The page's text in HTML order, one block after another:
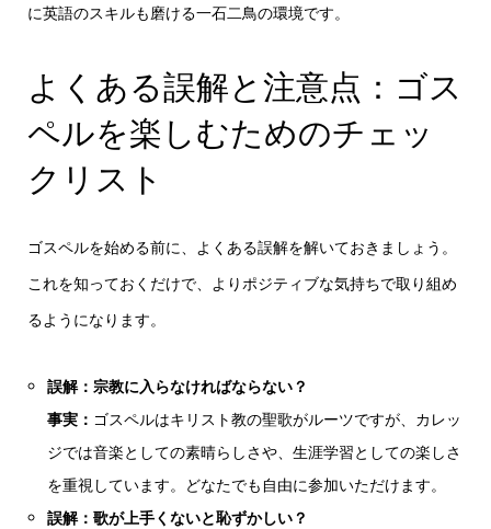
に英語のスキルも磨ける一石二鳥の環境です。
よくある誤解と注意点：ゴス
ペルを楽しむためのチェッ
クリスト
ゴスペルを始める前に、よくある誤解を解いておきましょう。
これを知っておくだけで、よりポジティブな気持ちで取り組め
るようになります。
誤解：宗教に入らなければならない？
事実： ゴスペルはキリスト教の聖歌がルーツですが、カレッ
ジでは音楽としての素晴らしさや、生涯学習としての楽しさ
を重視しています。どなたでも自由に参加いただけます。
誤解：歌が上手くないと恥ずかしい？